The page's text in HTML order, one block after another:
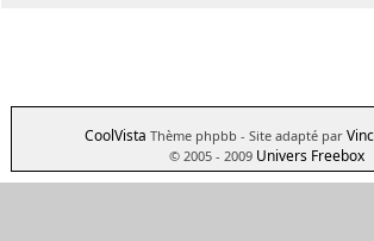
CoolVista Thème phpbb - Site adapté par
© 2005 - 2009 Univers Freebox